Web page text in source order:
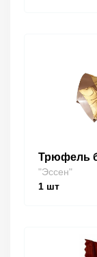
Трюфель
"Эссен"
1 шт